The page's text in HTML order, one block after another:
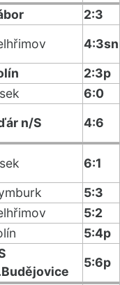
2:3
4:3sn
2:3p
6:0
n/S 4:6
6:1
5:3
5:2
5:4p
5:6p